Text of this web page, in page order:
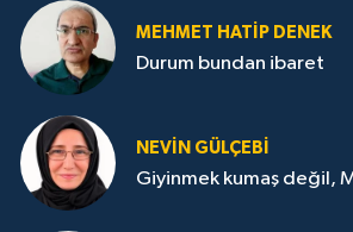
MEHMET HATİP DENEK
Durum bundan ibaret
NEVİN GÜLÇEBİ
Giyinmek kumaş değil,